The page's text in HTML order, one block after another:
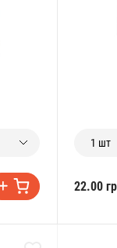
1 шт
22.00